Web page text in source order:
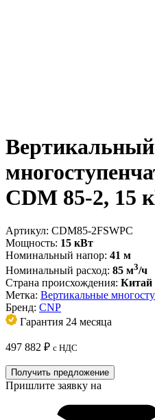
Вертикальный
CDM 85-2, 15
Артикул: CDM85-2FSWPC
Мощность: 15 кВт
Номинальный напор: 41 м
Номинальный расход: 85 м3/ч
Страна происхождения: Китай
Метка: Вертикальные
Бренд: CNP
Гарантия 24 месяца
497 882 ₽ с НДС
Получить предложение
Пришлите заявку на